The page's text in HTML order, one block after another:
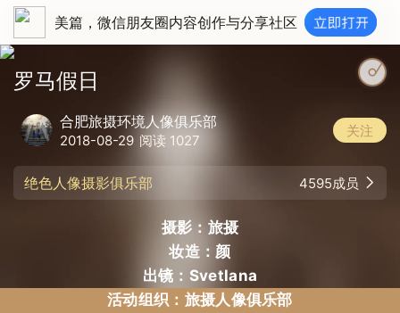
美篇，微信朋友圈内容创作与分享社区
罗马假日
合肥旅摄环境人像俱乐部
2018-08-29 阅读 1027
关注
绝色人像摄影俱乐部 4595成员
摄影：旅摄
妆造：颜
出镜：Svetlana
活动组织：旅摄人像俱乐部
铃声多多_Stupid Cupid_浪是自然美